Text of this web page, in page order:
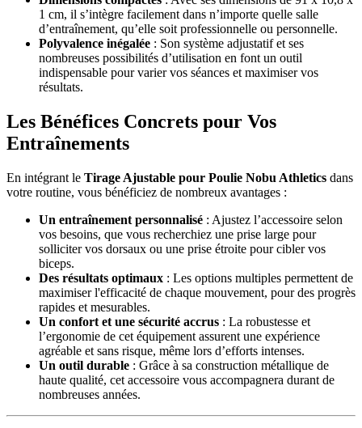
1 cm, il s’intègre facilement dans n’importe quelle salle
d’entraînement, qu’elle soit professionnelle ou personnelle.
Polyvalence inégalée : Son système adjustatif et ses
nombreuses possibilités d’utilisation en font un outil
indispensable pour varier vos séances et maximiser vos
résultats.
Les Bénéfices Concrets pour Vos
Entraînements
En intégrant le Tirage Ajustable pour Poulie Nobu Athletics dans
votre routine, vous bénéficiez de nombreux avantages :
Un entraînement personnalisé : Ajustez l’accessoire selon
vos besoins, que vous recherchiez une prise large pour
solliciter vos dorsaux ou une prise étroite pour cibler vos
biceps.
Des résultats optimaux : Les options multiples permettent de
maximiser l'efficacité de chaque mouvement, pour des progrès
rapides et mesurables.
Un confort et une sécurité accrus : La robustesse et
l’ergonomie de cet équipement assurent une expérience
agréable et sans risque, même lors d’efforts intenses.
Un outil durable : Grâce à sa construction métallique de
haute qualité, cet accessoire vous accompagnera durant de
nombreuses années.